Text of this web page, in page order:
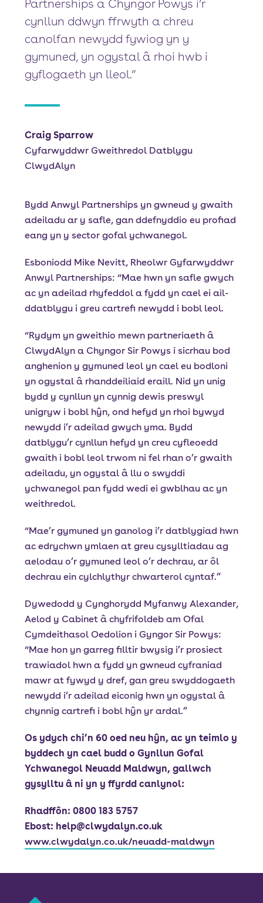
Partnerships a Chyngor Powys i’r
cynllun ddwyn ffrwyth a chreu
canolfan newydd fywiog yn y
gymuned, yn ogystal â rhoi hwb i
gyflogaeth yn lleol.”
Craig Sparrow
Cyfarwyddwr Gweithredol Datblygu
ClwydAlyn
Bydd Anwyl Partnerships yn gwneud y gwaith
adeiladu ar y safle, gan ddefnyddio eu profiad
eang yn y sector gofal ychwanegol.
Esboniodd Mike Nevitt, Rheolwr Gyfarwyddwr
Anwyl Partnerships: “Mae hwn yn safle gwych
ac yn adeilad rhyfeddol a fydd yn cael ei ail-
ddatblygu i greu cartrefi newydd i bobl leol.
“Rydym yn gweithio mewn partneriaeth â
ClwydAlyn a Chyngor Sir Powys i sicrhau bod
anghenion y gymuned leol yn cael eu bodloni
yn ogystal â rhanddeiliaid eraill. Nid yn unig
bydd y cynllun yn cynnig dewis preswyl
unigryw i bobl hŷn, ond hefyd yn rhoi bywyd
newydd i’r adeilad gwych yma. Bydd
datblygu’r cynllun hefyd yn creu cyfleoedd
gwaith i bobl leol trwom ni fel rhan o’r gwaith
adeiladu, yn ogystal â llu o swyddi
ychwanegol pan fydd wedi ei gwblhau ac yn
weithredol.
“Mae’r gymuned yn ganolog i’r datblygiad hwn
ac edrychwn ymlaen at greu cysylltiadau ag
aelodau o’r gymuned leol o’r dechrau, ar ôl
dechrau ein cylchlythyr chwarterol cyntaf.”
Dywedodd y Cynghorydd Myfanwy Alexander,
Aelod y Cabinet â chyfrifoldeb am Ofal
Cymdeithasol Oedolion i Gyngor Sir Powys:
“Mae hon yn garreg filltir bwysig i’r prosiect
trawiadol hwn a fydd yn gwneud cyfraniad
mawr at fywyd y dref, gan greu swyddogaeth
newydd i’r adeilad eiconig hwn yn ogystal â
chynnig cartrefi i bobl hŷn yr ardal.”
Os ydych chi’n 60 oed neu hŷn, ac yn teimlo y
byddech yn cael budd o Gynllun Gofal
Ychwanegol Neuadd Maldwyn, gallwch
gysylltu â ni yn y ffyrdd canlynol:
Rhadffôn: 0800 183 5757
Ebost: help@clwydalyn.co.uk
www.clwydalyn.co.uk/neuadd-maldwyn